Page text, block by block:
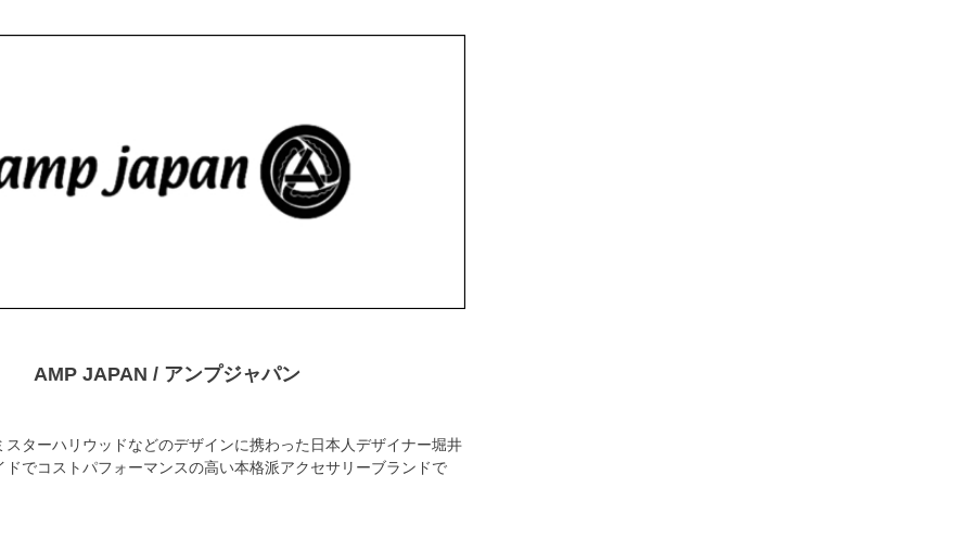
AMP JAPAN / アンプジャパン
スターハリウッドなどのデザインに携わった日本人デザイナー堀井
ドでコストパフォーマンスの高い本格派アクセサリーブランドで